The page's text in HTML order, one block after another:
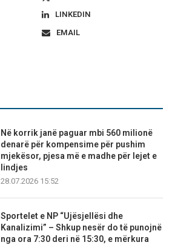
LINKEDIN
EMAIL
Në korrik janë paguar mbi 560 milionë
denarë për kompensime për pushim
mjekësor, pjesa më e madhe për lejet e
lindjes
28.07.2026 15:52
Sportelet e NP “Ujësjellësi dhe
Kanalizimi” – Shkup nesër do të punojnë
nga ora 7:30 deri në 15:30, e mërkura